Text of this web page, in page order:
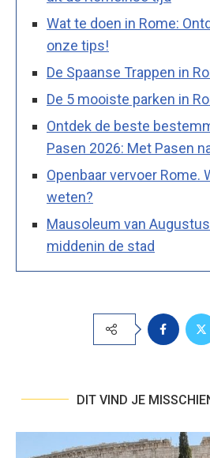
Wat te doen in Rome:
onze tips!
De Spaanse Trappen in
De 5 mooiste parken in
Ontdek de beste
Pasen 2026: Met Pasen
Openbaar vervoer Rome.
weten?
Mausoleum van
middenin de stad
DIT VIND JE